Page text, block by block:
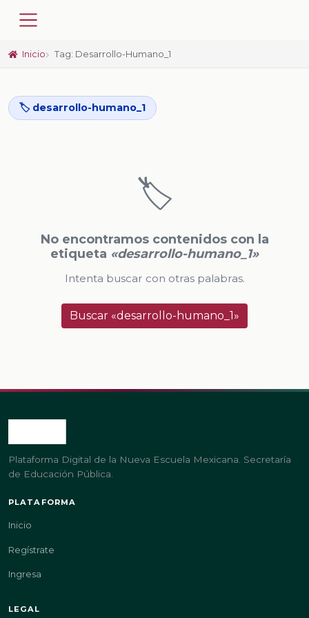
Inicio Tag: Desarrollo-Humano_1
🏷️ desarrollo-humano_1
🏷️
No encontramos contenidos con la
etiqueta «desarrollo-humano_1»
Intenta buscar con otras palabras.
Buscar «desarrollo-humano_1»
Plataforma Digital de la Nueva Escuela Mexicana. Secretaría
de Educación Pública.
PLATAFORMA
Inicio
Regístrate
Ingresa
LEGAL